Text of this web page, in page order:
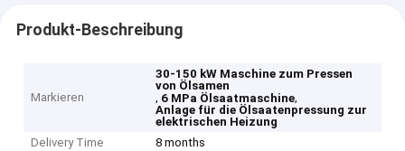
Produkt-Beschreibung
Markieren
30-150 kW Maschine zum Pressen
von Ölsamen
, 6 MPa Ölsaatmaschine,
Anlage für die Ölsaatenpressung zur
elektrischen Heizung
Delivery Time
8 months